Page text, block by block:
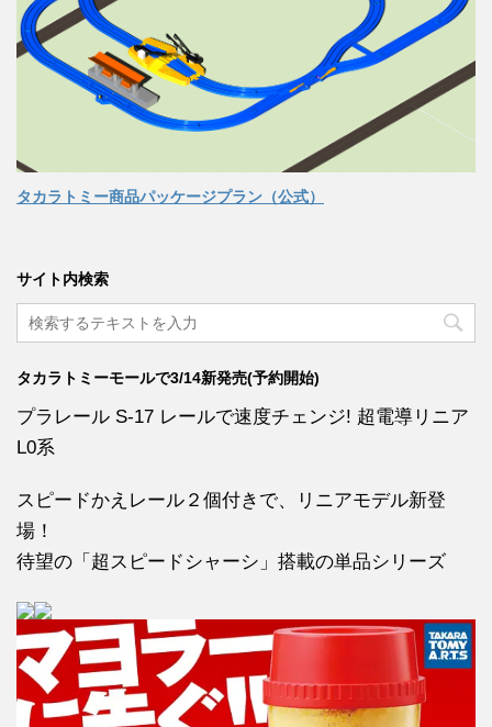
タカラトミー商品パッケージプラン（公式）
サイト内検索
タカラトミーモールで3/14新発売(予約開始)
プラレール S-17 レールで速度チェンジ! 超電導リニア
L0系
スピードかえレール２個付きで、リニアモデル新登
場！
待望の「超スピードシャーシ」搭載の単品シリーズ